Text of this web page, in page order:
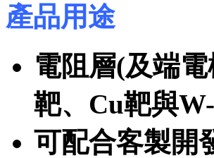
產品用途
電阻層(及端
靶、Cu靶與
可配合客製開